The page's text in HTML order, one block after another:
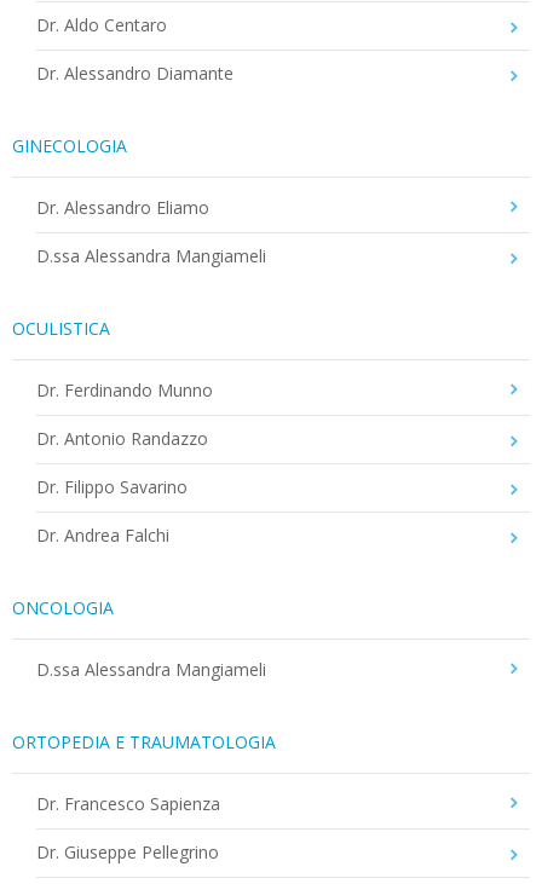
Dr. Aldo Centaro
Dr. Alessandro Diamante
GINECOLOGIA
Dr. Alessandro Eliamo
D.ssa Alessandra Mangiameli
OCULISTICA
Dr. Ferdinando Munno
Dr. Antonio Randazzo
Dr. Filippo Savarino
Dr. Andrea Falchi
ONCOLOGIA
D.ssa Alessandra Mangiameli
ORTOPEDIA E TRAUMATOLOGIA
Dr. Francesco Sapienza
Dr. Giuseppe Pellegrino